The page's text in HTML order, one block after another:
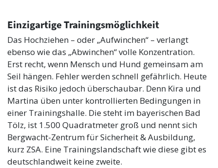
Einzigartige Trainingsmöglichkeit
Das Hochziehen – oder „Aufwinchen“ – verlangt
ebenso wie das „Abwinchen“ volle Konzentration.
Erst recht, wenn Mensch und Hund gemeinsam am
Seil hängen. Fehler werden schnell gefährlich. Heute
ist das Risiko jedoch überschaubar. Denn Kira und
Martina üben unter kontrollierten Bedingungen in
einer Trainingshalle. Die steht im bayerischen Bad
Tölz, ist 1.500 Quadratmeter groß und nennt sich
Bergwacht-Zentrum für Sicherheit & Ausbildung,
kurz ZSA. Eine Trainingslandschaft wie diese gibt es
deutschlandweit keine zweite.